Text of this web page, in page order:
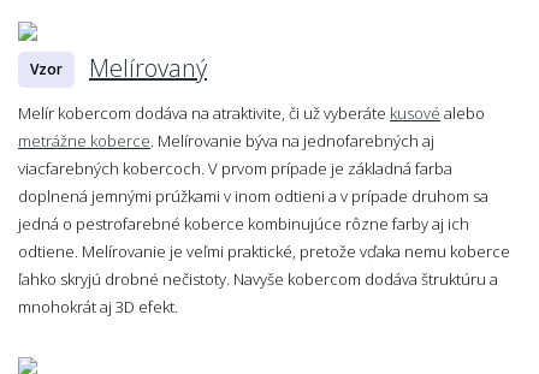
Vzor Melírovaný
Melír kobercom dodáva na atraktivite, či už vyberáte kusové alebo
metrážne koberce . Melírovanie býva na jednofarebných aj
viacfarebných kobercoch. V prvom prípade je základná farba
doplnená jemnými prúžkami v inom odtieni a v prípade druhom sa
jedná o pestrofarebné koberce kombinujúce rôzne farby aj ich
odtiene. Melírovanie je veľmi praktické, pretože vďaka nemu koberce
ľahko skryjú drobné nečistoty. Navyše kobercom dodáva štruktúru a
mnohokrát aj 3D efekt.